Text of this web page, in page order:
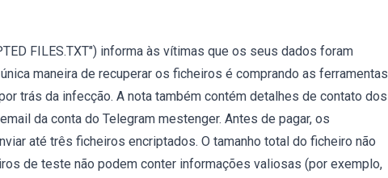
FILES.TXT") informa às vítimas que os seus dados foram
maneira de recuperar os ficheiros é comprando as ferramentas
trás da infecção. A nota também contém detalhes de contato dos
da conta do Telegram mestenger. Antes de pagar, os
até três ficheiros encriptados. O tamanho total do ficheiro não
de teste não podem conter informações valiosas (por exemplo,